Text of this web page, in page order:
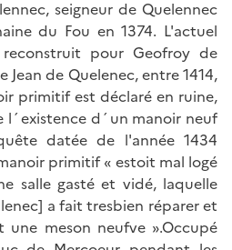
seigneur de Quelennec
du Fou en 1374. L'actuel
pour Geofroy de
Jean de Quelenec, entre 1414,
primitif est déclaré en ruine,
l´existence d´un manoir neuf
datée de l'année 1434
primitif « estoit mal logé
salle gasté et vidé, laquelle
a fait tresbien réparer et
meson neufve ».Occupé